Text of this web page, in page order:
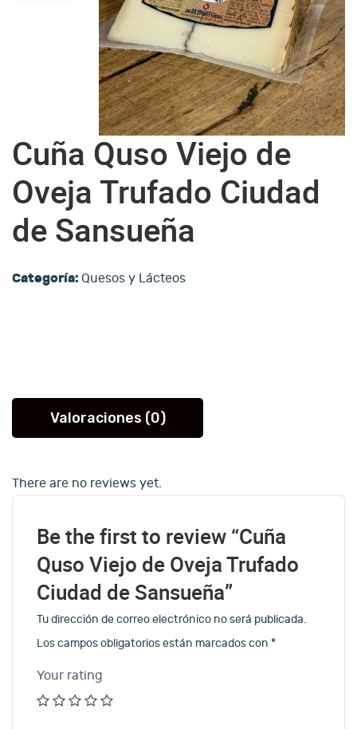
Cuña Quso Viejo de
Oveja Trufado Ciudad
de Sansueña
Categoría: Quesos y Lácteos
Valoraciones (0)
There are no reviews yet.
Be the first to review “Cuña
Quso Viejo de Oveja Trufado
Ciudad de Sansueña”
Tu dirección de correo electrónico no será publicada.
Los campos obligatorios están marcados con *
Your rating